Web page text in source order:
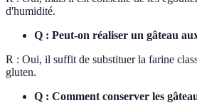
d'humidité.
Q : Peut-on réaliser un gâteau
R : Oui, il suffit de substituer la farine
gluten.
Q : Comment conserver les